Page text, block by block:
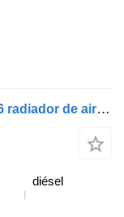
Volvo FM9 (01.01-12.05) SD7H15-8176 radiador de aire acondicionado para Volvo FM7-FM12, FM, FMX (1998-2014) cabeza tractora
diésel